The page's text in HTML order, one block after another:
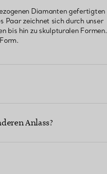
Diamanten gefertigten
zeichnet sich durch unser
bis hin zu skulpturalen Formen.
Anlass?